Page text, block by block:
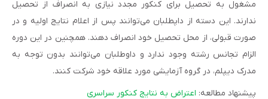
مشغول به تحصیل برای کنکور مجدد نیازی به انصراف از تحصیل
ندارند. این دسته از داپطلبان می‌توانند پس از اعلام نتایج اولیه و در
صورت قبولی، از محل تحصیل خود انصراف دهند. همچنین در این دوره
الزام تجانس رشته وجود ندارد و داوطلبان می‌توانند بدون توجه به
مدرک دیپلم، در گروه آزمایشی مورد علاقه خود شرکت کنند.
پیشنهاد مطالعه: اعتراض به نتایج کنکور سراسری